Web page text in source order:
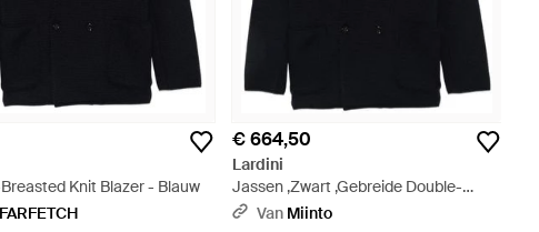
Knit Blazer - Blauw
FARFETCH
€ 664,50
Lardini
Jassen ,Zwart ,Gebreide Double-
Breasted Blazer - Blauw
Van Miinto